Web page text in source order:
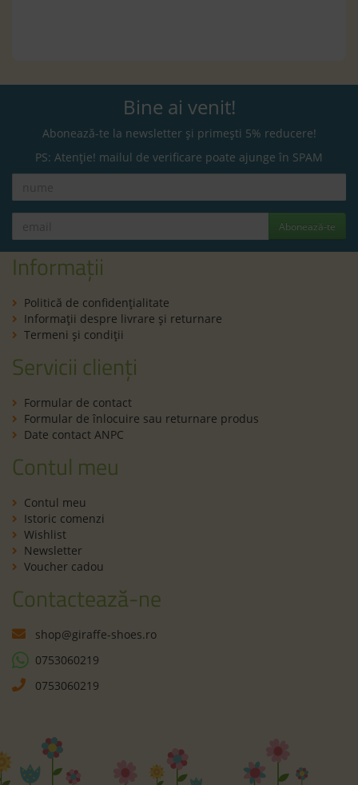
Bine ai venit!
Abonează-te la newsletter și primești 5% reducere!
PS: Atenție! mailul de verificare poate ajunge în SPAM
Abonează-te
Informații
Politică de confidenţialitate
Informaţii despre livrare și returnare
Termeni şi condiţii
Servicii clienți
Formular de contact
Formular de înlocuire sau returnare produs
Date contact ANPC
Contul meu
Contul meu
Istoric comenzi
Wishlist
Newsletter
Voucher cadou
Contactează-ne
shop@giraffe-shoes.ro
0753060219
0753060219